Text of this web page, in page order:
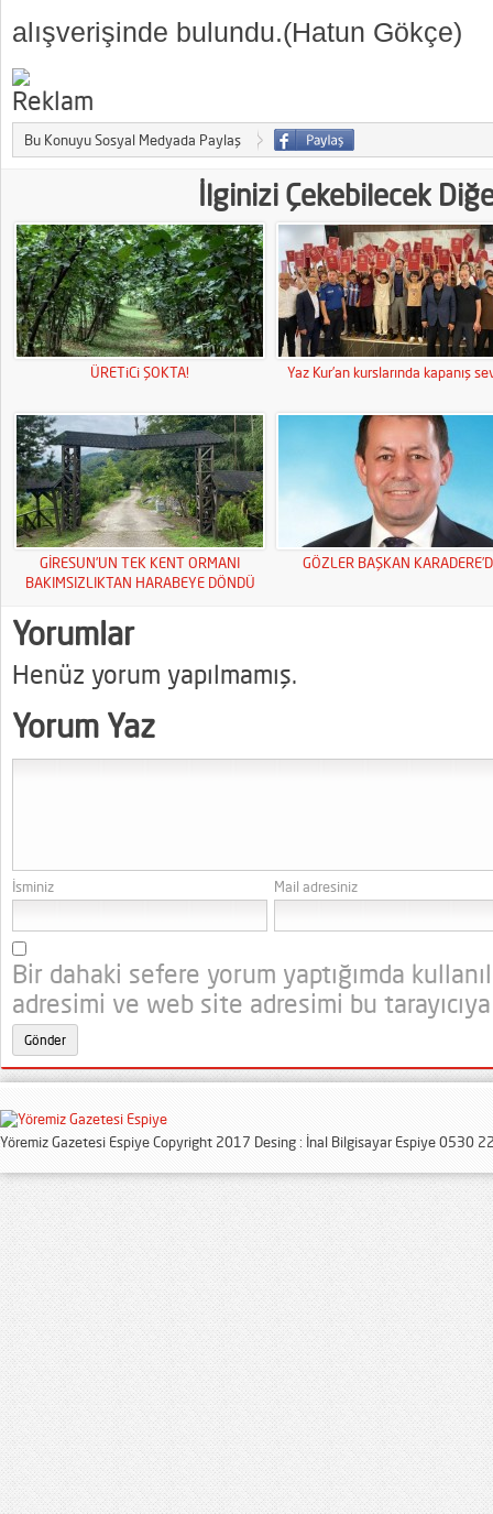
alışverişinde bulundu.(Hatun Gökçe)
Bu Konuyu Sosyal Medyada Paylaş
İlginizi Çekebilecek
ÜRETiCi ŞOKTA! Yaz Kur’an kurslarında kapanış
GİRESUN’UN TEK KENT ORMANI
BAKIMSIZLIKTAN HARABEYE DÖNDÜ
GÖZLER BAŞKAN
Yorumlar
Henüz yorum yapılmamış.
Yorum Yaz
İsminiz Mail adresiniz
Bir dahaki sefere yorum yaptığımda
adresimi ve web site adresimi bu
Yöremiz Gazetesi Espiye Copyright 2017 Desing : İnal Bilgisayar Espiye 0530